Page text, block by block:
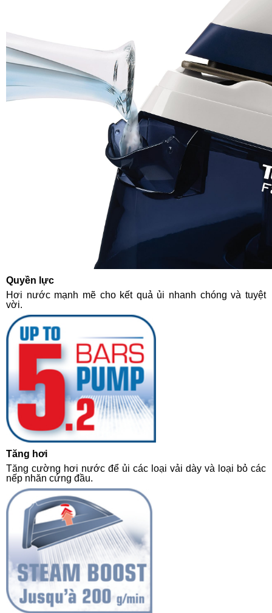
Quyền lực
Hơi nước mạnh mẽ cho kết quả ủi nhanh chóng và tuyệt
vời.
Tăng hơi
Tăng cường hơi nước để ủi các loại vải dày và loại bỏ các
nếp nhăn cứng đầu.